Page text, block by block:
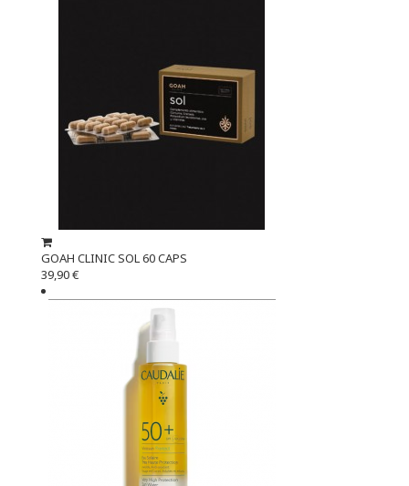
GOAH CLINIC SOL 60 CAPS
39,90 €